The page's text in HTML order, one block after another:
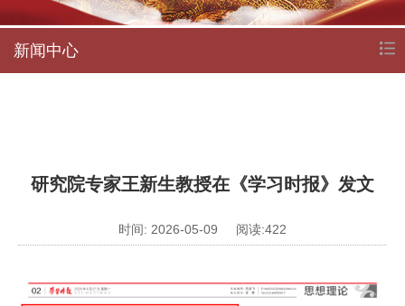
新闻中心
研究院专家王新生教授在《学习时报》发文
时间: 2026-05-09 阅读:422